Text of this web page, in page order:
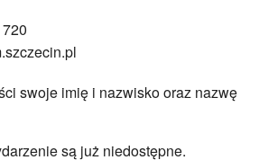
swoje imię i nazwisko oraz nazwę
są już niedostępne.